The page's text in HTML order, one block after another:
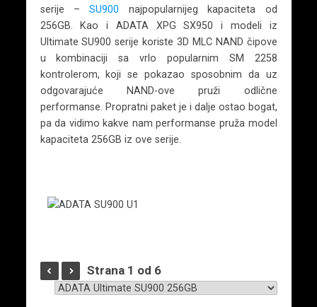
serije –SU900 najpopularnijeg kapaciteta od
256GB. Kao i ADATA XPG SX950 i modeli iz
Ultimate SU900 serije koriste 3D MLC NAND čipove
u kombinaciji sa vrlo popularnim SM 2258
kontrolerom, koji se pokazao sposobnim da uz
odgovarajuće NAND-ove pruži odlične
performanse. Propratni paket je i dalje ostao bogat,
pa da vidimo kakve nam performanse pruža model
kapaciteta 256GB iz ove serije.
Strana 1 od 6